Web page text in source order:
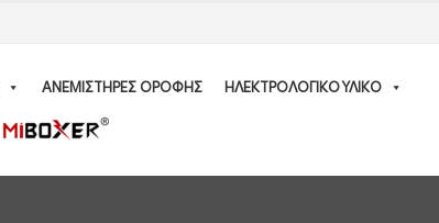
ΑΝΕΜΙΣΤΗΡΕΣ ΟΡΟΦΗΣ ΗΛΕΚΤΡΟΛΟΓΙΚΟ ΥΛΙΚΟ